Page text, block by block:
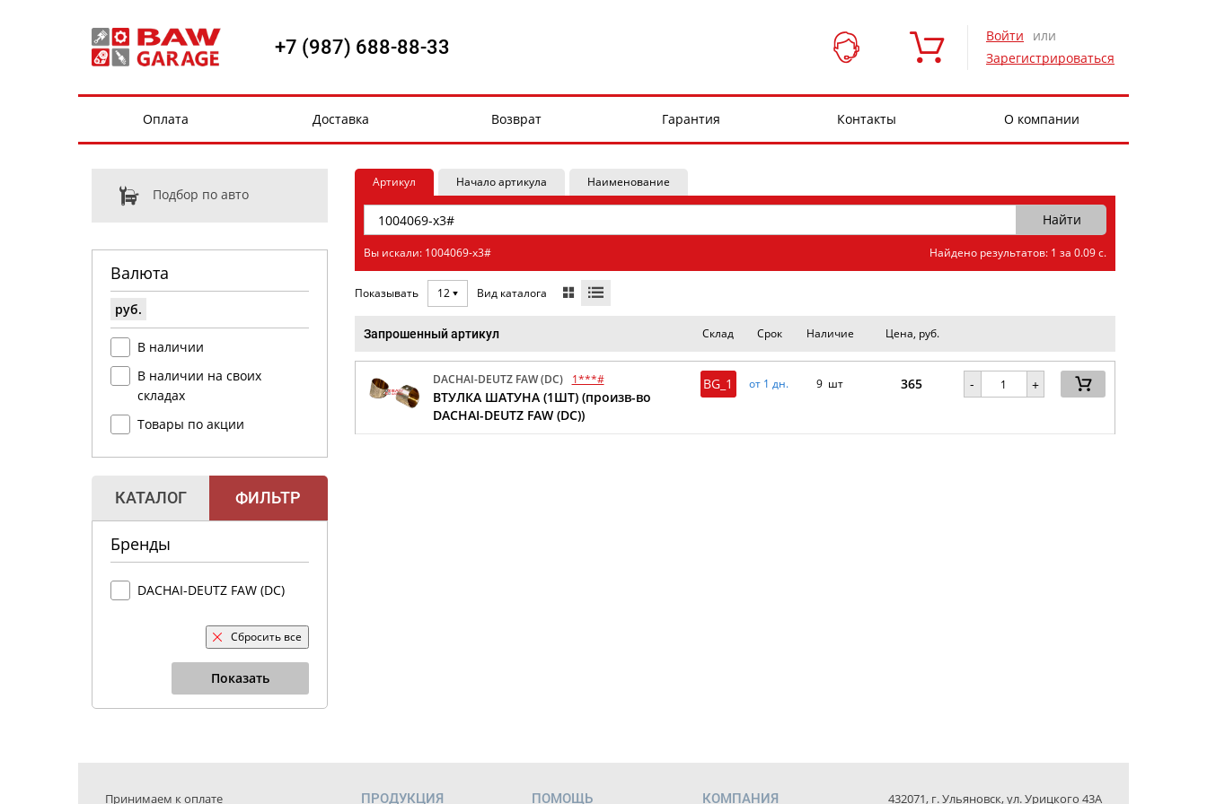
+7 (987) 688-88-33 Войти
или
Зарегистрироваться
Оплата Доставка Возврат Гарантия Контакты О компании
Подбор по авто
Валюта
руб.
В наличии
В наличии на своих
складах
Товары по акции
КАТАЛОГ ФИЛЬТР
Бренды
DACHAI-DEUTZ FAW (DC)
Сбросить все
Показать
Артикул Начало артикула Наименование
Вы искали: 1004069-x3# Найдено результатов: 1 за 0.09 с.
Показывать 12 Вид каталога
Запрошенный артикул Склад Срок Наличие Цена, руб.
DACHAI-DEUTZ FAW (DC) 1***#
ВТУЛКА ШАТУНА (1ШТ) (произв-во
DACHAI-DEUTZ FAW (DC))
BG_1 от 1 дн. 9 шт 365 - +
Принимаем к оплате ПРОДУКЦИЯ ПОМОЩЬ КОМПАНИЯ 432071, г. Ульяновск, ул. Урицкого 43А